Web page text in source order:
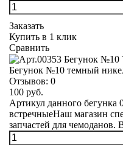
Заказать
Купить в 1 клик
Сравнить
Бегунок №10 темный
Отзывов: 0
100 руб.
Артикул данного
встречныеНаш магазин
запчастей для чемоданов.